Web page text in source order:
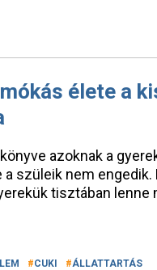
élete a
azoknak a
a szüleik nem
tisztában lenne
CUKI ÁLLATTARTÁS